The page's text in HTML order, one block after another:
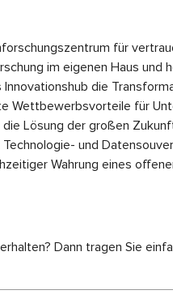
für
im eigenen Haus und
Innovationshub die
Wettbewerbsvorteile für
Lösung der großen
und
Wahrung eines
Dann tragen Sie